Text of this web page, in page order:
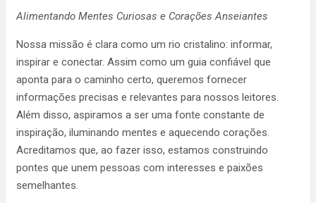
Alimentando Mentes Curiosas e Corações Anseiantes
Nossa missão é clara como um rio cristalino: informar,
inspirar e conectar. Assim como um guia confiável que
aponta para o caminho certo, queremos fornecer
informações precisas e relevantes para nossos leitores.
Além disso, aspiramos a ser uma fonte constante de
inspiração, iluminando mentes e aquecendo corações.
Acreditamos que, ao fazer isso, estamos construindo
pontes que unem pessoas com interesses e paixões
semelhantes.